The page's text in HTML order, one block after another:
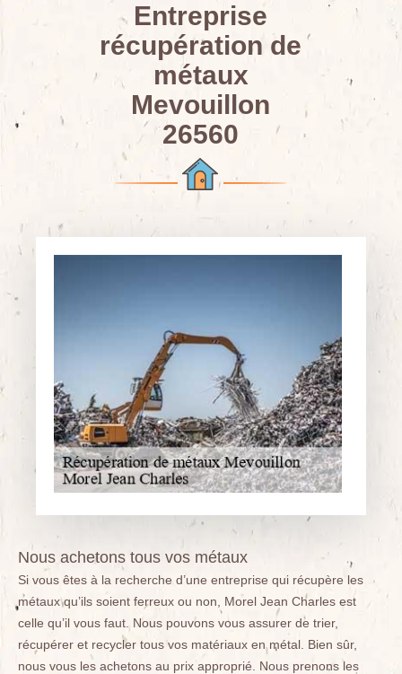
Entreprise
récupération de
métaux
Mevouillon
26560
Nous achetons tous vos métaux
Si vous êtes à la recherche d’une entreprise qui récupère les
métaux qu’ils soient ferreux ou non, Morel Jean Charles est
celle qu’il vous faut. Nous pouvons vous assurer de trier,
récupérer et recycler tous vos matériaux en métal. Bien sûr,
nous vous les achetons au prix approprié. Nous prenons les